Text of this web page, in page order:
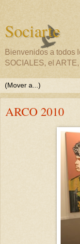
Sociarte
Bienvenidos a todos
SOCIALES, el
ARCO 2010